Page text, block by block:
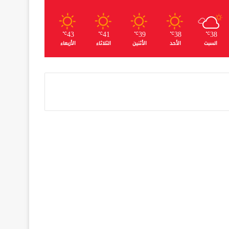
38
℃
السبت
38
℃
الأحد
39
℃
الأثنين
41
℃
الثلاثاء
43
℃
الأربعاء